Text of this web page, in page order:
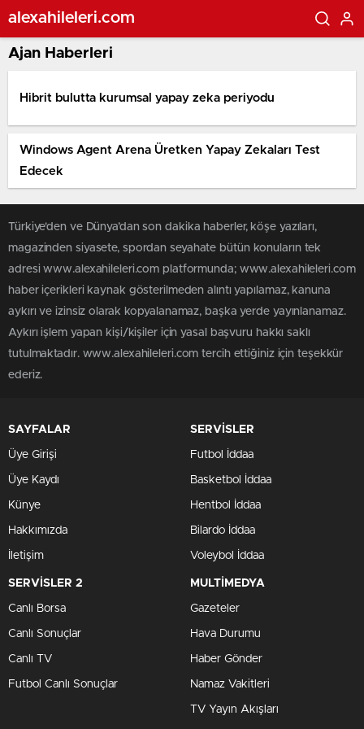
alexahileleri.com
Ajan Haberleri
Hibrit bulutta kurumsal yapay zeka periyodu
Windows Agent Arena Üretken Yapay Zekaları Test
Edecek
Türkiye'den ve Dünya’dan son dakika haberler, köşe yazıları,
magazinden siyasete, spordan seyahate bütün konuların tek
adresi www.alexahileleri.com platformunda; www.alexahileleri.com
haber içerikleri kaynak gösterilmeden alıntı yapılamaz, kanuna
aykırı ve izinsiz olarak kopyalanamaz, başka yerde yayınlanamaz.
Aykırı işlem yapan kişi/kişiler için yasal başvuru hakkı saklı
tutulmaktadır. www.alexahileleri.com tercih ettiğiniz için teşekkür
ederiz.
SAYFALAR
Üye Girişi
Üye Kaydı
Künye
Hakkımızda
İletişim
SERVİSLER
Futbol İddaa
Basketbol İddaa
Hentbol İddaa
Bilardo İddaa
Voleybol İddaa
SERVİSLER 2
Canlı Borsa
Canlı Sonuçlar
Canlı TV
Futbol Canlı Sonuçlar
MULTİMEDYA
Gazeteler
Hava Durumu
Haber Gönder
Namaz Vakitleri
TV Yayın Akışları